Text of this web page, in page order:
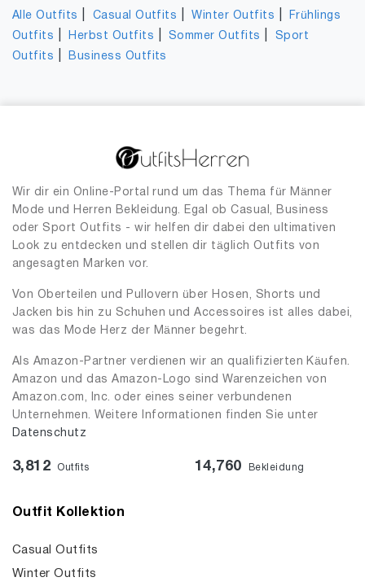
Alle Outfits Casual Outfits |Winter Outfits
Frühlings
Outfits
Herbst Outfits Sommer Outfits
Sport
Outfits
Business Outfits
Wir dir ein Online-Portal rund um das Thema für Männer
Mode und Herren Bekleidung. Egal ob Casual, Business
oder Sport Outfits - wir helfen dir dabei den ultimativen
Look zu entdecken und stellen dir täglich Outfits von
angesagten Marken vor.
Von Oberteilen und Pullovern über Hosen, Shorts und
Jacken bis hin zu Schuhen und Accessoires ist alles dabei,
was das Mode Herz der Männer begehrt.
Als Amazon-Partner verdienen wir an qualifizierten Käufen.
Amazon und das Amazon-Logo sind Warenzeichen von
Amazon.com, Inc. oder eines seiner verbundenen
Unternehmen. Weitere Informationen finden Sie unter
Datenschutz
3,812 Outfits 14,760 Bekleidung
Outfit Kollektion
Casual Outfits
Winter Outfits